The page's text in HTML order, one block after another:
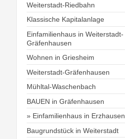
Weiterstadt-Riedbahn
Klassische Kapitalanlage
Einfamilienhaus in Weiterstadt-
Gräfenhausen
Wohnen in Griesheim
Weiterstadt-Gräfenhausen
Mühltal-Waschenbach
BAUEN in Gräfenhausen
Einfamilienhaus in Erzhausen
Baugrundstück in Weiterstadt